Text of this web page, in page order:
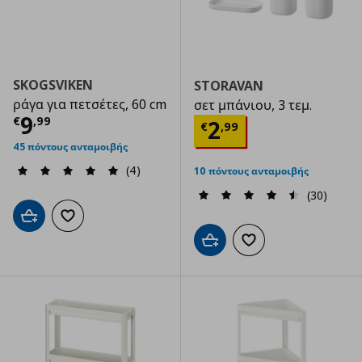
SKOGSVIKEN
ράγα για πετσέτες, 60 cm
€9,99
Τρέχουσα τιμή € 9,99
45 πόντους ανταμοιβής
(4)
Προσθήκη στο καλάθι
Προσθήκη στα αγαπημένα
STORAVAN
σετ μπάνιου, 3 τεμ.
€2,99
Τρέχουσα
10 πόντους ανταμοιβής
(30)
Προσθήκη στο καλάθι
Προσθήκη στα